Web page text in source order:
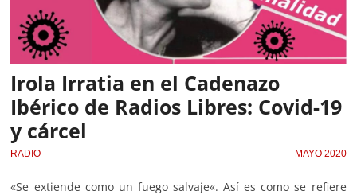
Irola Irratia en el Cadenazo
Ibérico de Radios Libres: Covid-19
y cárcel
RADIO MAYO 2020
«Se extiende como un fuego salvaje«. Así es como se refiere